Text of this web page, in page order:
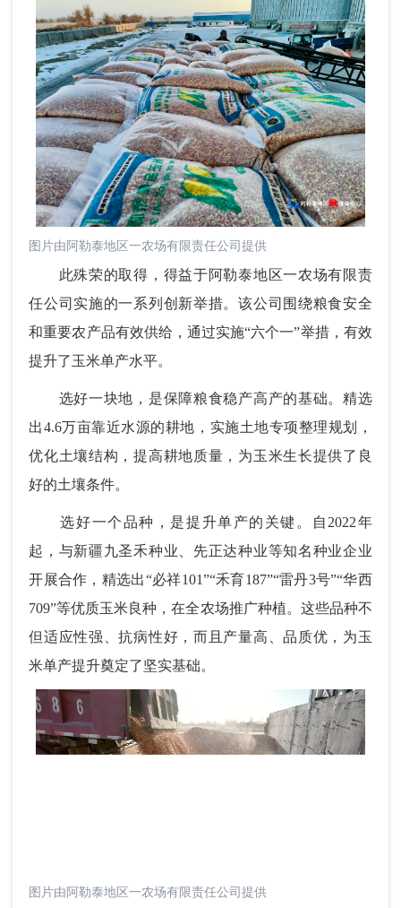
图片由阿勒泰地区一农场有限责任公司提供
此殊荣的取得，得益于阿勒泰地区一农场有限责
任公司实施的一系列创新举措。该公司围绕粮食安全
和重要农产品有效供给，通过实施“六个一”举措，有效
提升了玉米单产水平。
选好一块地，是保障粮食稳产高产的基础。精选
出4.6万亩靠近水源的耕地，实施土地专项整理规划，
优化土壤结构，提高耕地质量，为玉米生长提供了良
好的土壤条件。
选好一个品种，是提升单产的关键。自2022年
起，与新疆九圣禾种业、先正达种业等知名种业企业
开展合作，精选出“必祥101”“禾育187”“雷丹3号”“华西
709”等优质玉米良种，在全农场推广种植。这些品种不
但适应性强、抗病性好，而且产量高、品质优，为玉
米单产提升奠定了坚实基础。
图片由阿勒泰地区一农场有限责任公司提供